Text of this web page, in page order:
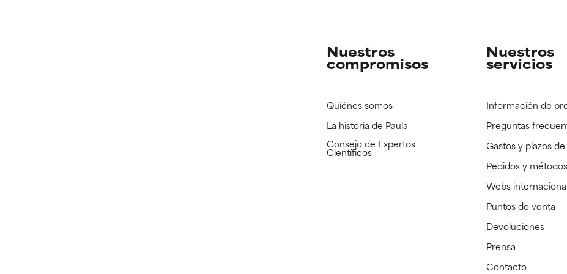
Nuestros
compromisos
Quiénes somos
La historia de Paula
Consejo de Expertos
Científicos
Nuestros
servicios
Información de
Preguntas
Gastos y plazos
Pedidos y
Webs
Puntos de venta
Devoluciones
Prensa
Contacto